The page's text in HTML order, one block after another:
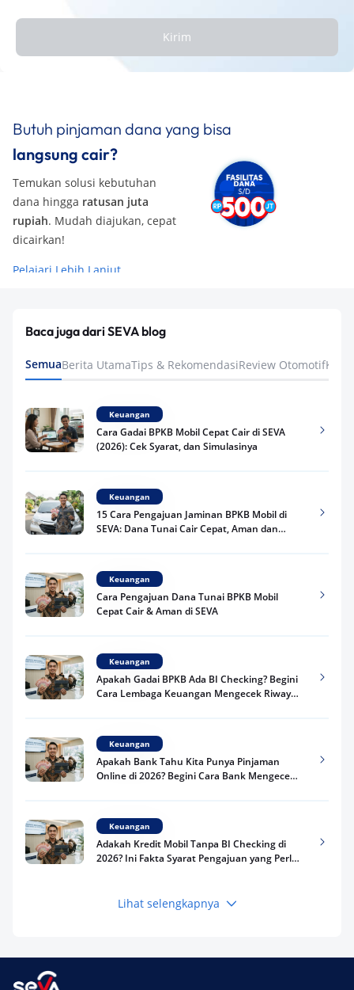
Kirim
Butuh pinjaman dana yang bisa
langsung cair?
Temukan solusi kebutuhan
dana hingga ratusan juta
rupiah. Mudah diajukan, cepat
dicairkan!
Pelajari Lebih Lanjut
Baca juga dari SEVA blog
SemuaBerita UtamaTips & RekomendasiReview Otomotif
Keuangan
Cara Gadai BPKB Mobil Cepat Cair di SEVA
(2026): Cek Syarat, dan Simulasinya
Keuangan
15 Cara Pengajuan Jaminan BPKB Mobil di
SEVA: Dana Tunai Cair Cepat, Aman dan
Keuangan
Cara Pengajuan Dana Tunai BPKB Mobil
Cepat Cair & Aman di SEVA
Keuangan
Apakah Gadai BPKB Ada BI Checking? Begini
Cara Lembaga Keuangan Mengecek Riwayat
Keuangan
Apakah Bank Tahu Kita Punya Pinjaman
Online di 2026? Begini Cara Bank Mengecek
Keuangan
Adakah Kredit Mobil Tanpa BI Checking di
2026? Ini Fakta Syarat Pengajuan yang Perlu
Keuangan
Terpercaya
Lihat selengkapnya